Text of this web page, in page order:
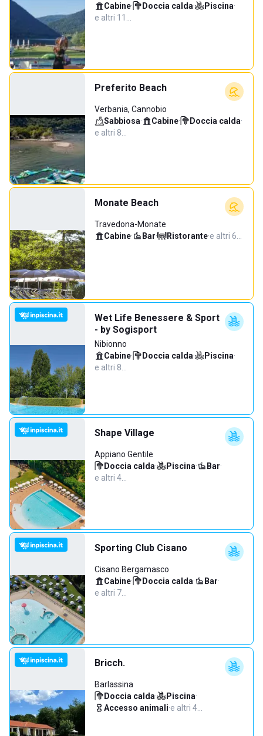
Cabine· Doccia calda· Piscina·
e altri 11…
Preferito Beach
Verbania, Cannobio
Sabbiosa· Cabine· Doccia calda·
e altri 8…
Monate Beach
Travedona-Monate
Cabine· Bar· Ristorante·e altri 6…
Wet Life Benessere & Sport
- by Sogisport
Nibionno
Cabine· Doccia calda· Piscina·
e altri 8…
Shape Village
Appiano Gentile
Doccia calda· Piscina· Bar·
e altri 4…
Sporting Club Cisano
Cisano Bergamasco
Cabine· Doccia calda· Bar·
e altri 7…
Bricch.
Barlassina
Doccia calda· Piscina·
Accesso animali·e altri 4…